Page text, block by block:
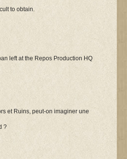
to obtain.
left at the Repos Production HQ
et Ruins, peut-on imaginer une
?